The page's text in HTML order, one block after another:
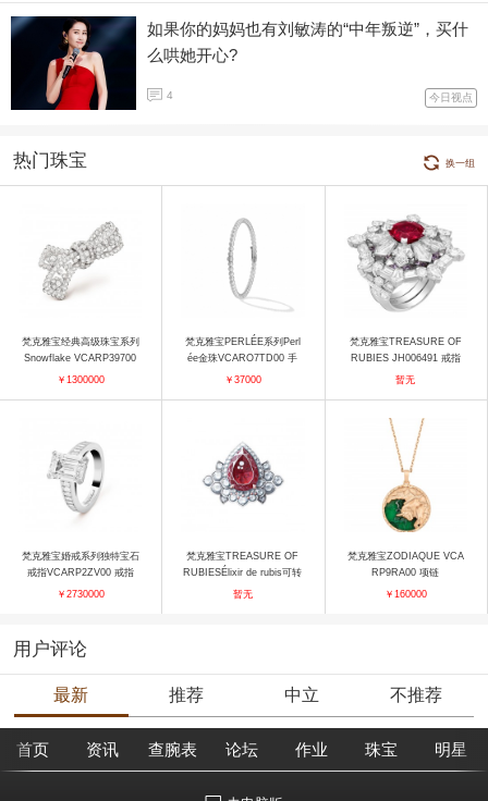
如果你的妈妈也有刘敏涛的“中年叛逆”，买什
么哄她开心?
4 今日视点
热门珠宝 换一组
梵克雅宝经典高级珠宝系列
Snowflake VCARP39700
胸针
￥1300000
梵克雅宝PERLÉE系列Perl
ée金珠VCARO7TD00 手
镯
￥37000
梵克雅宝TREASURE OF
RUBIES JH006491 戒指
暂无
梵克雅宝婚戒系列独特宝石
戒指VCARP2ZV00 戒指
￥2730000
梵克雅宝TREASURE OF
RUBIESÉlixir de rubis可转
换式戒指 戒指
暂无
梵克雅宝ZODIAQUE VCA
RP9RA00 项链
￥160000
用户评论
最新 推荐 中立 不推荐
首页 资讯 查腕表 论坛 作业 珠宝 明星